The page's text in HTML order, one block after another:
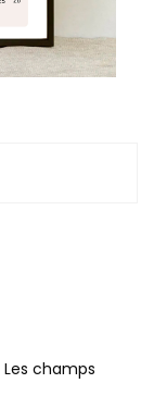
Les champs